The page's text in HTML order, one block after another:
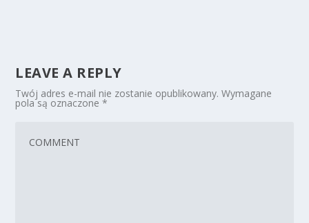
LEAVE A REPLY
Twój adres e-mail nie zostanie opublikowany. Wymagane
pola są oznaczone*